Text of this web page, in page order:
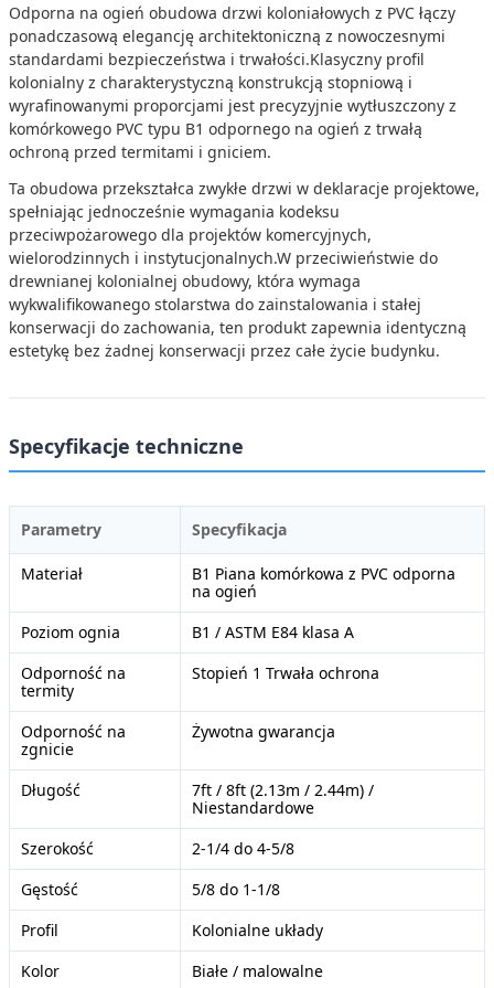
Odporna na ogień obudowa drzwi koloniałowych z PVC łączy
ponadczasową elegancję architektoniczną z nowoczesnymi
standardami bezpieczeństwa i trwałości.Klasyczny profil
kolonialny z charakterystyczną konstrukcją stopniową i
wyrafinowanymi proporcjami jest precyzyjnie wytłuszczony z
komórkowego PVC typu B1 odpornego na ogień z trwałą
ochroną przed termitami i gniciem.
Ta obudowa przekształca zwykłe drzwi w deklaracje projektowe,
spełniając jednocześnie wymagania kodeksu
przeciwpożarowego dla projektów komercyjnych,
wielorodzinnych i instytucjonalnych.W przeciwieństwie do
drewnianej kolonialnej obudowy, która wymaga
wykwalifikowanego stolarstwa do zainstalowania i stałej
konserwacji do zachowania, ten produkt zapewnia identyczną
estetykę bez żadnej konserwacji przez całe życie budynku.
Specyfikacje techniczne
Parametry Specyfikacja
Materiał
B1 Piana komórkowa z PVC odporna
na ogień
Poziom ognia
B1 / ASTM E84 klasa A
Odporność na
termity
Stopień 1 Trwała ochrona
Odporność na
zgnicie
Żywotna gwarancja
Długość
7ft / 8ft (2.13m / 2.44m) /
Niestandardowe
Szerokość
2-1/4 do 4-5/8
Gęstość
5/8 do 1-1/8
Profil
Kolonialne układy
Kolor
Białe / malowalne